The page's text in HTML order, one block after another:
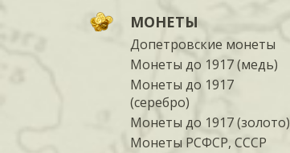
МОНЕТЫ
Допетровские монеты
Монеты до 1917 (медь)
Монеты до 1917
(серебро)
Монеты до 1917 (золото)
Монеты РСФСР, СССР